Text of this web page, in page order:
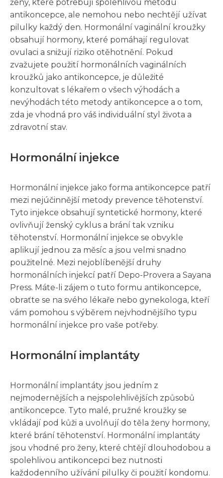
ženy, které potřebují spolehlivou metodu
antikoncepce, ale nemohou nebo nechtějí užívat
pilulky každý den. Hormonální vaginální kroužky
obsahují hormony, které pomáhají regulovat
ovulaci a snižují riziko otěhotnění. Pokud
zvažujete použití hormonálních vaginálních
kroužků jako antikoncepce, je důležité
konzultovat s lékařem o všech výhodách a
nevýhodách této metody antikoncepce a o tom,
zda je vhodná pro váš individuální styl života a
zdravotní stav.
Hormonální injekce
Hormonální injekce jako forma antikoncepce patří
mezi nejúčinnější metody prevence těhotenství.
Tyto injekce obsahují syntetické hormony, které
ovlivňují ženský cyklus a brání tak vzniku
těhotenství. Hormonální injekce se obvykle
aplikují jednou za měsíc a jsou velmi snadno
použitelné. Mezi nejoblíbenější druhy
hormonálních injekcí patří Depo-Provera a Sayana
Press. Máte-li zájem o tuto formu antikoncepce,
obraťte se na svého lékaře nebo gynekologa, kteří
vám pomohou s výběrem nejvhodnějšího typu
hormonální injekce pro vaše potřeby.
Hormonální implantáty
Hormonální implantáty jsou jedním z
nejmodernějších a nejspolehlivějších způsobů
antikoncepce. Tyto malé, pružné kroužky se
vkládají pod kůži a uvolňují do těla ženy hormony,
které brání těhotenství. Hormonální implantáty
jsou vhodné pro ženy, které chtějí dlouhodobou a
spolehlivou antikoncepci bez nutnosti
každodenního užívání pilulky či použití kondomu.